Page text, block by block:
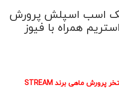
اسب اسپلش پرورش
ماهی برند STREAM استریم همراه با فیوز
پمپ هواده سنگین یک اسب استخر پرورش ماهی برند STREAM